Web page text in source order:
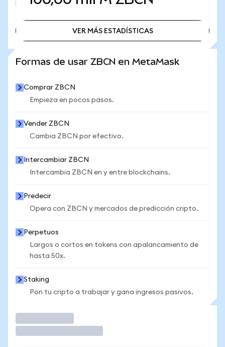
VER MÁS ESTADÍSTICAS
Formas de usar ZBCN en MetaMask
Comprar ZBCN
Empieza en pocos pasos.
Vender ZBCN
Cambia ZBCN por efectivo.
Intercambiar ZBCN
Intercambia ZBCN en y entre blockchains.
Predecir
Opera con ZBCN y mercados de predicción cripto.
Perpetuos
Largos o cortos en tokens con apalancamiento de
hasta 50x.
Staking
Pon tu cripto a trabajar y gana ingresos pasivos.